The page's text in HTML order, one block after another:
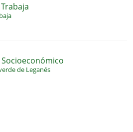
de Leganés